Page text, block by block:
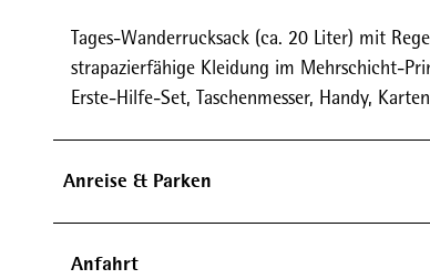
Tages-Wanderrucksack (ca. 20 Liter) mit
strapazierfähige Kleidung im Mehrschicht-
Erste-Hilfe-Set, Taschenmesser, Handy,
Anreise & Parken
Anfahrt